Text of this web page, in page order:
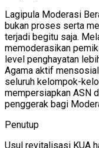
Lagipula Moderasi
bukan proses serta
terjadi begitu saja.
memoderasikan
level penghayatan
Agama aktif
seluruh kelompok-
mempersiapkan ASN
penggerak bagi
Penutup
Usul revitalisasi KUA